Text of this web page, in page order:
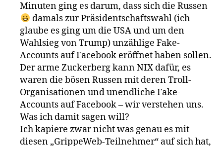
Minuten ging es darum, dass sich die Russen
damals zur Präsidentschaftswahl (ich
glaube es ging um die USA und um den
Wahlsieg von Trump) unzählige Fake-
Accounts auf Facebook eröffnet haben sollen.
Der arme Zuckerberg kann NIX dafür, es
waren die bösen Russen mit deren Troll-
Organisationen und unendliche Fake-
Accounts auf Facebook – wir verstehen uns.
Was ich damit sagen will?
Ich kapiere zwar nicht was genau es mit
diesen „GrippeWeb-Teilnehmer“ auf sich hat,